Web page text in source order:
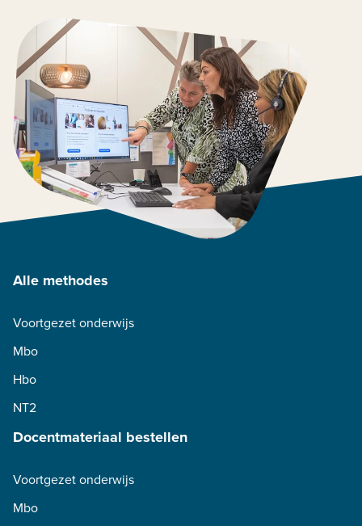
Alle methodes
Voortgezet onderwijs
Mbo
Hbo
NT2
Docentmateriaal bestellen
Voortgezet onderwijs
Mbo